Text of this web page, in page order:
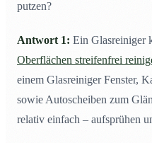
putzen?
Antwort 1: Ein Glasreiniger
Oberflächen streifenfrei
einem Glasreiniger Fenster,
sowie Autoscheiben zum
relativ einfach – aufsprühen